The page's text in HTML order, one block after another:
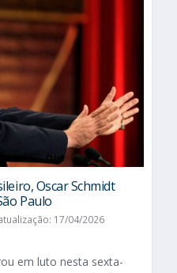
Oscar Schmidt
Paulo
17/04/2026
em luto nesta sexta-